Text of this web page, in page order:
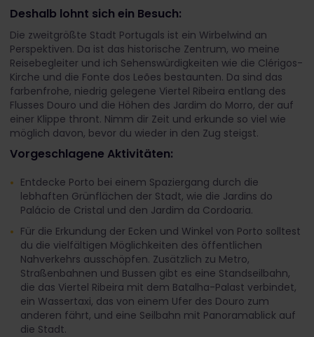
Deshalb lohnt sich ein Besuch:
Die zweitgrößte Stadt Portugals ist ein Wirbelwind an
Perspektiven. Da ist das historische Zentrum, wo meine
Reisebegleiter und ich Sehenswürdigkeiten wie die Clérigos-
Kirche und die Fonte dos Leões bestaunten. Da sind das
farbenfrohe, niedrig gelegene Viertel Ribeira entlang des
Flusses Douro und die Höhen des Jardim do Morro, der auf
einer Klippe thront. Nimm dir Zeit und erkunde so viel wie
möglich davon, bevor du wieder in den Zug steigst.
Vorgeschlagene Aktivitäten:
Entdecke Porto bei einem Spaziergang durch die
lebhaften Grünflächen der Stadt, wie die Jardins do
Palácio de Cristal und den Jardim da Cordoaria.
Für die Erkundung der Ecken und Winkel von Porto solltest
du die vielfältigen Möglichkeiten des öffentlichen
Nahverkehrs ausschöpfen. Zusätzlich zu Metro,
Straßenbahnen und Bussen gibt es eine Standseilbahn,
die das Viertel Ribeira mit dem Batalha-Palast verbindet,
ein Wassertaxi, das von einem Ufer des Douro zum
anderen fährt, und eine Seilbahn mit Panoramablick auf
die Stadt.